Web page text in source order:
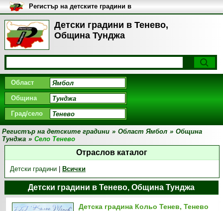
Детски градини в Тенево,
Община Тунджа
Регистър на детските градини в
България
Област
Община
Град/село
Регистър на детските градини » Област Ямбол » Община
Тунджа » Село Тенево
Отраслов каталог
Детски градини| Всички
Детски градини в Тенево, Община Тунджа
Детска градина Кольо Тенев, Тенево